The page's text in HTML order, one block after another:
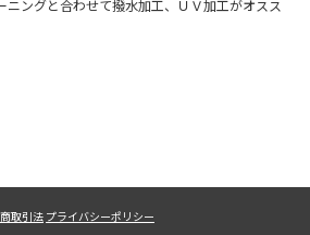
ニングと合わせて撥水加工、ＵＶ加工がオスス
取引法 プライバシーポリシー